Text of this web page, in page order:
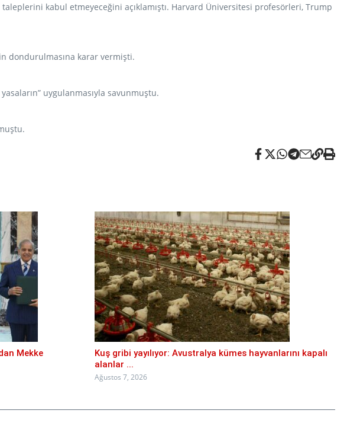
kabul etmeyeceğini açıklamıştı. Harvard Üniversitesi profesörleri, Trump
dondurulmasına karar vermişti.
uygulanmasıyla savunmuştu.
Mekke
Kuş gribi yayılıyor: Avustralya kümes hayvanlarını kapalı
alanlar ...
Ağustos 7, 2026